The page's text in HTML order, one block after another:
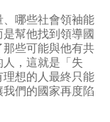
哪些社會領袖能
幫他找到領導國
些可能與他有共
，這就是「失
理想的人最終只能
們的國家再度陷